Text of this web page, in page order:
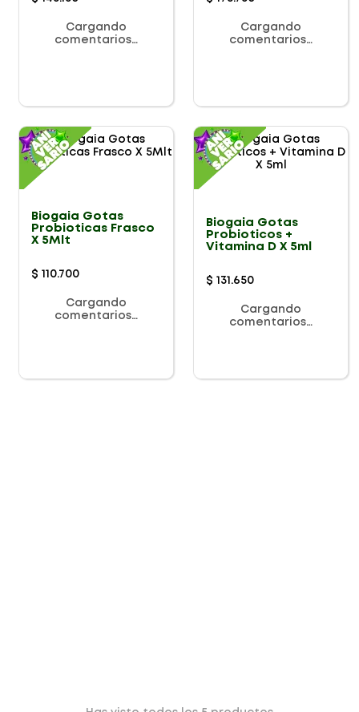
Cargando
comentarios…
Cargando
comentarios…
Biogaia Gotas
Probioticas Frasco
X 5Mlt
$ 110.700
Cargando
comentarios…
Biogaia Gotas
Probioticos +
Vitamina D X 5ml
$ 131 .650
Cargando
comentarios…